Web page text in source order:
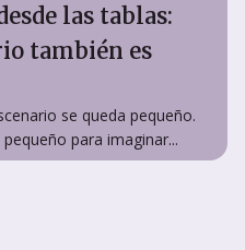
las tablas:
también es
se queda pequeño.
para imaginar...